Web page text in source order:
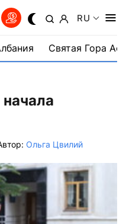
RU
Святая Гора
Ольга Цвилий